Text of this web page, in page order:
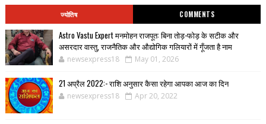
ज्योतिष COMMENTS
Astro Vastu Expert मनमोहन राजपूत: बिना तोड़-फोड़ के सटीक और
असरदार वास्तु, राजनैतिक और औद्योगिक गलियारों में गूँजता है नाम
newsexpress18 May 01, 2026
21 अप्रैल 2022:- राशि अनुसार कैसा रहेगा आपका आज का दिन
newsexpress18 Apr 20, 2022